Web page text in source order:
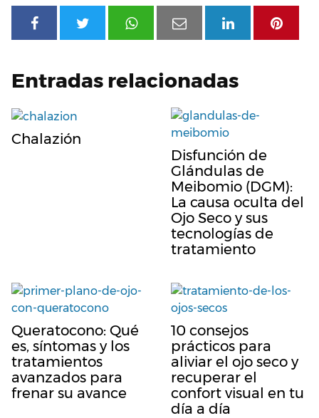
Entradas relacionadas
Chalazión
Disfunción de
Glándulas de
Meibomio (DGM):
La causa oculta del
Ojo Seco y sus
tecnologías de
tratamiento
Queratocono: Qué
es, síntomas y los
tratamientos
avanzados para
frenar su avance
10 consejos
prácticos para
aliviar el ojo seco y
recuperar el
confort visual en tu
día a día